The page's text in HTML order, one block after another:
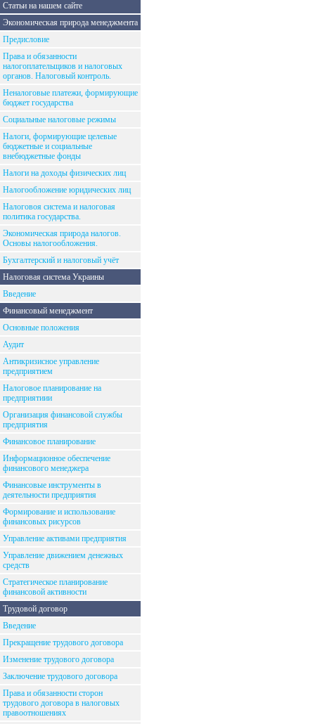
Статьи на нашем сайте
Экономическая природа менеджмента
Предисловие
Права и обязанности
налогоплательщиков и налоговых
органов. Налоговый контроль.
Неналоговые платежи, формирующие
бюджет государства
Социальные налоговые режимы
Налоги, формирующие целевые
бюджетные и социальные
внебюджетные фонды
Налоги на доходы физических лиц
Налогообложение юридических лиц
Налоговоя система и налоговая
политика государства.
Экономическая природа налогов.
Основы налогообложения.
Бухгалтерский и налоговый учёт
Налоговая система Украины
Введение
Финансовый менеджмент
Основные положения
Аудит
Антикризисное управление
предприятием
Налоговое планирование на
предприятиии
Организация финансовой службы
предприятия
Финансовое планирование
Информационное обеспечение
финансового менеджера
Финансовые инструменты в
деятельности предприятия
Формирование и использование
финансовых рисурсов
Управление активами предприятия
Управление движением денежных
средств
Стратегическое планирование
финансовой активности
Трудовой договор
Введение
Прекращение трудового договора
Изменение трудового договора
Заключение трудового договора
Права и обязанности сторон
трудового договора в налоговых
правоотношениях